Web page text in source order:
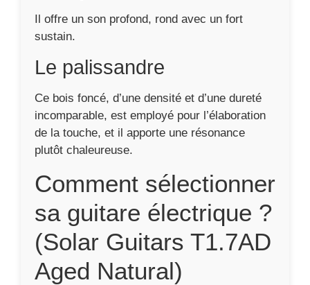
Il offre un son profond, rond avec un fort
sustain.
Le palissandre
Ce bois foncé, d’une densité et d’une dureté
incomparable, est employé pour l’élaboration
de la touche, et il apporte une résonance
plutôt chaleureuse.
Comment sélectionner
sa guitare électrique ?
(Solar Guitars T1.7AD
Aged Natural)